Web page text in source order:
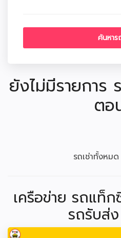
ยังไม่มีรายการ
ตอ
รถเช่าทั้งหมด
เครือข่าย รถแท็ก
รถรับส่